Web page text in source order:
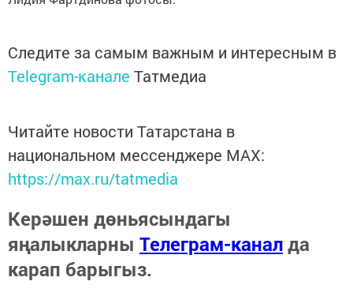
Следите за самым важным и интересным в
Telegram-канале Татмедиа
Читайте новости Татарстана в
национальном мессенджере MАХ:
https://max.ru/tatmedia
Керәшен дөньясындагы
яңалыкларны Телеграм-каналда
карап барыгыз.